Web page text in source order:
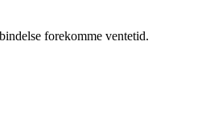
forekomme ventetid.